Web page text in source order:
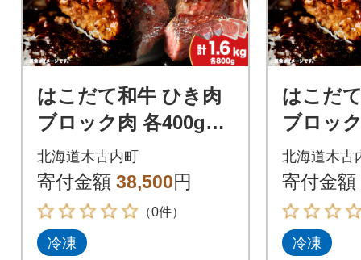
はこだて和牛 ひき肉
ブロック肉 各400g×2
計1.6kg セット 和牛
牛肉 肉 ビーフ 赤身
北海道木古内町
寄付金額 38,500円
（0件）
冷凍
はこだ
ブロッ
計2.4kg
牛肉 肉
北海道木古
寄付金額
冷凍